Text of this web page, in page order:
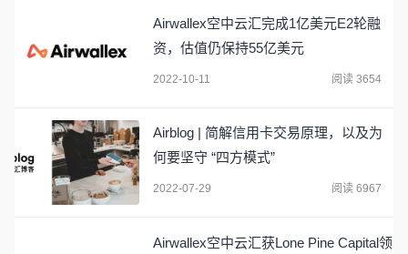
Airwallex空中云汇完成1亿美元E2轮融
资，估值仍保持55亿美元
2022-10-11 阅读 3654
Airblog | 简解信用卡交易原理，以及为
何要坚守 “四方模式”
2022-07-29 阅读 6967
Airwallex空中云汇获Lone Pine Capital领